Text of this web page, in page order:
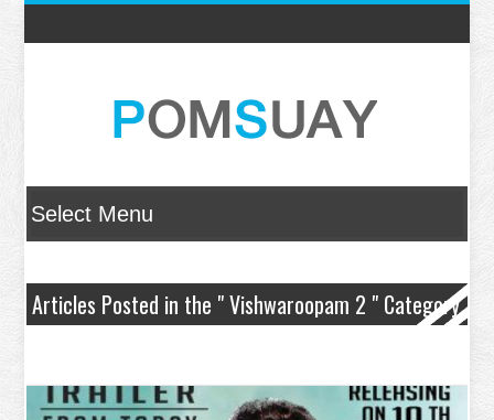
Articles Posted in the " Vishwaroopam 2 " Category